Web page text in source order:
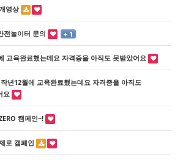
영상
전놀이터 문의 + 1
교육완료했는데요 자격증을 아직도 못받았어요
년12월에 교육완료했는데요 자격증을 아직도
요
캠페인~!
로 캠페인